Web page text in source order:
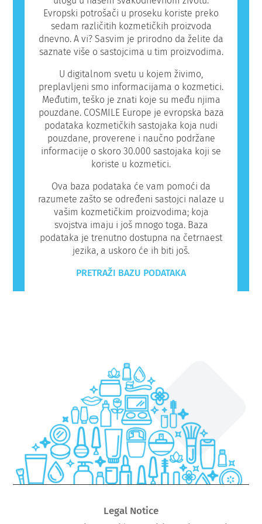
Evropski potrošači u proseku koriste preko
sedam različitih kozmetičkih proizvoda
dnevno. A vi? Sasvim je prirodno da želite da
saznate više o sastojcima u tim proizvodima.
U digitalnom svetu u kojem živimo,
preplavljeni smo informacijama o kozmetici.
Međutim, teško je znati koje su među njima
pouzdane. COSMILE Europe je evropska baza
podataka kozmetičkih sastojaka koja nudi
pouzdane, proverene i naučno podržane
informacije o skoro 30.000 sastojaka koji se
koriste u kozmetici.
Ova baza podataka će vam pomoći da
razumete zašto se određeni sastojci nalaze u
vašim kozmetičkim proizvodima; koja
svojstva imaju i još mnogo toga. Baza
podataka je trenutno dostupna na četrnaest
jezika, a uskoro će ih biti još.
PRETRAŽI BAZU PODATAKA
Legal Notice